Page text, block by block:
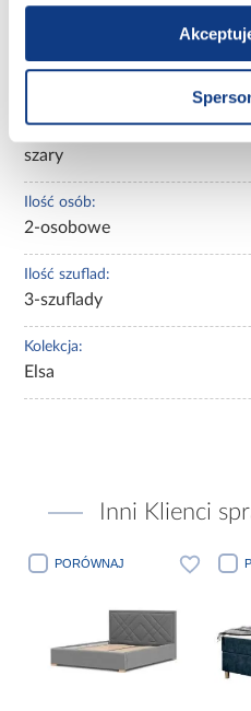
124.00
Producent:
Kolor:
szary
Ilość osób:
2-osobowe
Ilość szuflad:
3-szuflady
Kolekcja:
Elsa
Inni Klienci
PORÓWNAJ